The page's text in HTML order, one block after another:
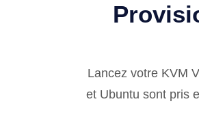
Lancez votre KVM
et Ubuntu sont pris